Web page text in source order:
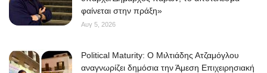
φαίνεται στην πράξη»
Αυγ 5, 2026
Political Maturity: Ο Μιλτιάδης Ατζαμόγλου
αναγνωρίζει δημόσια την Άμεση Επιχειρησιακή